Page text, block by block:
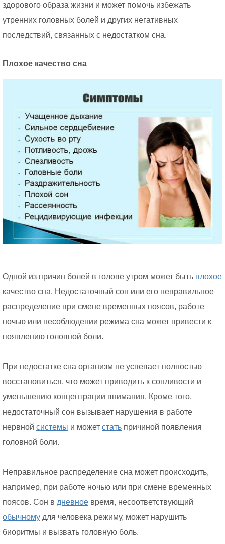
здорового образа жизни и может помочь избежать
утренних головных болей и других негативных
последствий, связанных с недостатком сна.
Плохое качество сна
Одной из причин болей в голове утром может быть плохое
качество сна. Недостаточный сон или его неправильное
распределение при смене временных поясов, работе
ночью или несоблюдении режима сна может привести к
появлению головной боли.
При недостатке сна организм не успевает полностью
восстановиться, что может приводить к сонливости и
уменьшению концентрации внимания. Кроме того,
недостаточный сон вызывает нарушения в работе
нервной системы и может стать причиной появления
головной боли.
Неправильное распределение сна может происходить,
например, при работе ночью или при смене временных
поясов. Сон в дневное время, несоответствующий
обычному для человека режиму, может нарушить
биоритмы и вызвать головную боль.